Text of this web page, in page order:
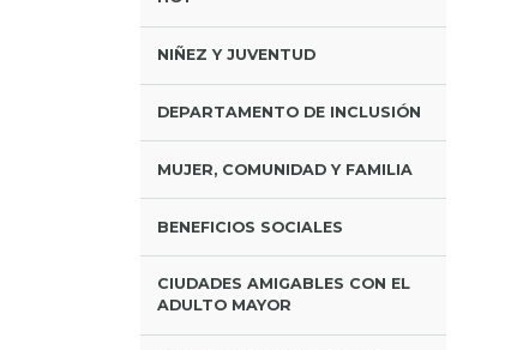
NIÑEZ Y JUVENTUD
DEPARTAMENTO DE INCLUSIÓN
MUJER, COMUNIDAD Y FAMILIA
BENEFICIOS SOCIALES
CIUDADES AMIGABLES CON EL
ADULTO MAYOR